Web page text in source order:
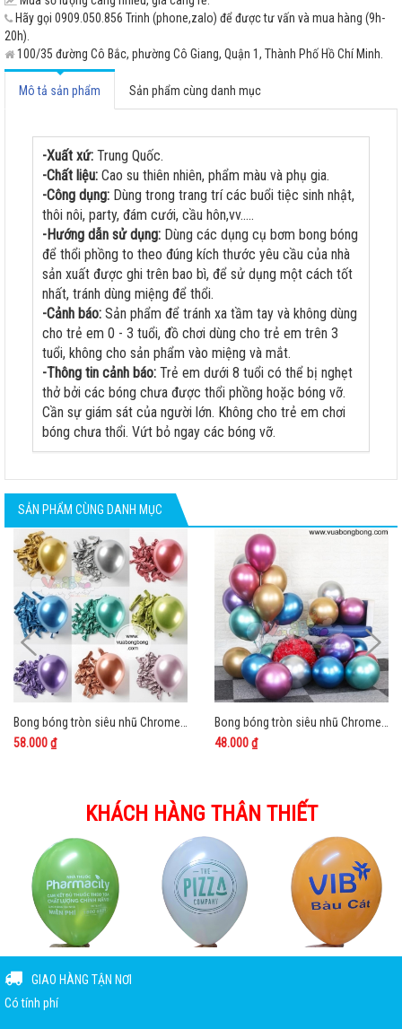
Vàng hồng rose gold chrome - +
Champange chrome
Hãy gọi 0909.050.856 Trinh (phone,zalo) để được tư vấn và mua hàng (9h-
20h).
100/35 đường Cô Bắc, phường Cô Giang, Quận 1, Thành Phố Hồ Chí Minh.
Mô tả sản phẩm Sản phẩm cùng danh mục
-Xuất xứ: Trung Quốc.
-Chất liệu: Cao su thiên nhiên, phẩm màu và phụ gia.
-Công dụng: Dùng trong trang trí các buổi tiệc sinh nhật,
thôi nôi, party, đám cưới, cầu hôn,vv.....
-Hướng dẫn sử dụng: Dùng các dụng cụ bơm bong bóng
để thổi phồng to theo đúng kích thước yêu cầu của nhà
sản xuất được ghi trên bao bì, để sử dụng một cách tốt
nhất, tránh dùng miệng để thổi.
-Cảnh báo: Sản phẩm để tránh xa tầm tay và không dùng
cho trẻ em 0 - 3 tuổi, đồ chơi dùng cho trẻ em trên 3
tuổi, không cho sản phẩm vào miệng và mắt.
-Thông tin cảnh báo: Trẻ em dưới 8 tuổi có thể bị nghẹt
thở bởi các bóng chưa được thổi phồng hoặc bóng vỡ.
Cần sự giám sát của người lớn. Không cho trẻ em chơi
bóng chưa thổi. Vứt bỏ ngay các bóng vỡ.
SẢN PHẨM CÙNG DANH MỤC
58.000 ₫
48.000 ₫
KHÁCH HÀNG THÂN THIẾT
GIAO HÀNG TẬN NƠI
Có tính phí